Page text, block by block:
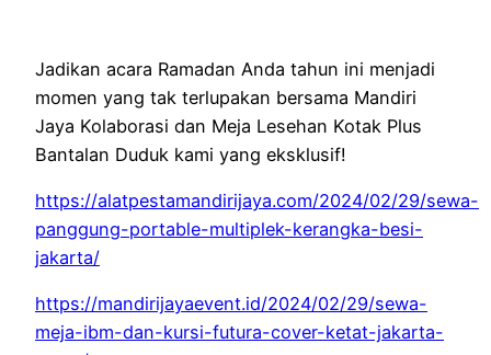
Jadikan acara Ramadan Anda tahun ini menjadi
momen yang tak terlupakan bersama Mandiri
Jaya Kolaborasi dan Meja Lesehan Kotak Plus
Bantalan Duduk kami yang eksklusif!
https://alatpestamandirijaya.com/2024/02/29/sewa-
panggung-portable-multiplek-kerangka-besi-
jakarta/
https://mandirijayaevent.id/2024/02/29/sewa-
meja-ibm-dan-kursi-futura-cover-ketat-jakarta-